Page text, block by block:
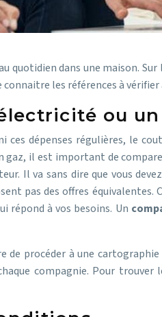
quotidien dans une maison.
les références à
ou
ces dépenses régulières, le
il est important de
Il va sans dire que vous
pas des offres
répond à vos besoins. Un
de procéder à une
compagnie. Pour